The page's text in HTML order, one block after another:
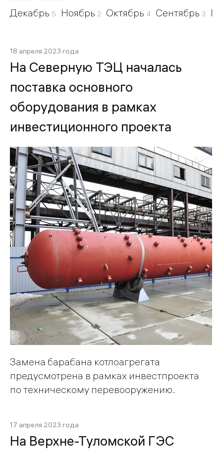
Декабрь 5 Ноябрь 2 Октябрь 4 Сентябрь 3
18 апреля 2023 года
На Северную ТЭЦ началась
поставка основного
оборудования в рамках
инвестиционного проекта
Замена барабана котлоагрегата
предусмотрена в рамках инвестпроекта
по техническому перевооружению.
17 апреля 2023 года
На Верхне-Туломской ГЭС